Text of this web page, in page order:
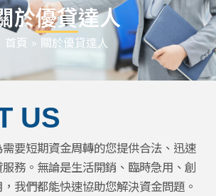
於優貸達人
首頁 關於優貸達人
US
需要短期資金周轉的您提供合法、迅速
務。無論是生活開銷、臨時急用、創
我們都能快速協助您解決資金問題。